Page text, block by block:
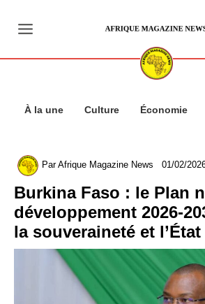
contenu
À la une Culture Économie
ParAfrique Magazine News 01/02/
Burkina Faso : le Plan
développement 2026-
la souveraineté et